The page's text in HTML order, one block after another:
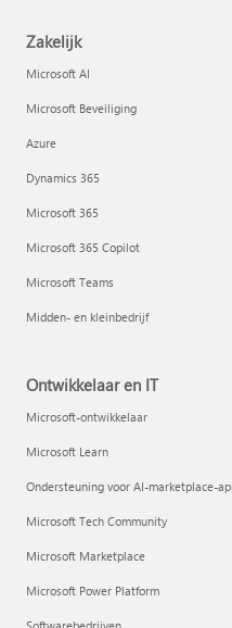
Zakelijk
Microsoft AI
Microsoft Beveiliging
Azure
Dynamics 365
Microsoft 365
Microsoft 365 Copilot
Microsoft Teams
Midden- en kleinbedrijf
Ontwikkelaar en IT
Microsoft-ontwikkelaar
Microsoft Learn
Ondersteuning voor AI-marketplace-
Microsoft Tech Community
Microsoft Marketplace
Microsoft Power Platform